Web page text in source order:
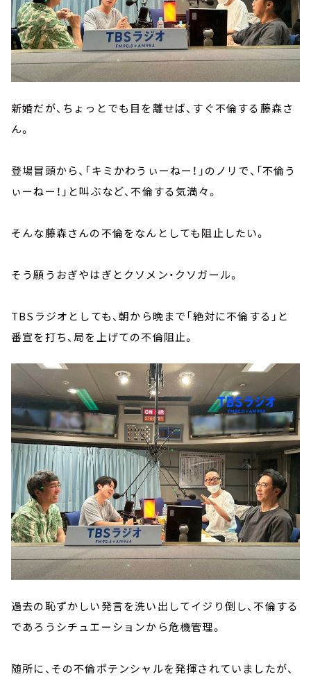
新婚だが、ちょっとでも目を離せば、すぐ不倫する藤森さ
ん。
登場冒頭から、「キミかわうぃーねー！」のノリで、「不倫う
ぃーねー！」と叫ぶなど、不倫する気満々。
そんな藤森さんの不倫をなんとしても阻止したい。
そう願うおぎやはぎとクソメン・クソガール。
TBSラジオとしても、朝から晩まで「絶対に不倫する」と
番宣を打ち、局を上げての不倫阻止。
過去の恥ずかしい発言を洗い出してイジり倒し、不倫する
であろうシチュエーションから危機管理。
随所に、その不倫ポテンシャルを発揮されていましたが、